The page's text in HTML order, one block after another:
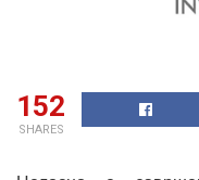
152
SHARES